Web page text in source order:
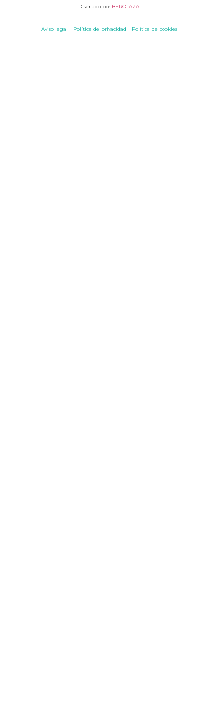
Diseñado por BEROLAZA.
Aviso legal Política de privacidad Política de cookies